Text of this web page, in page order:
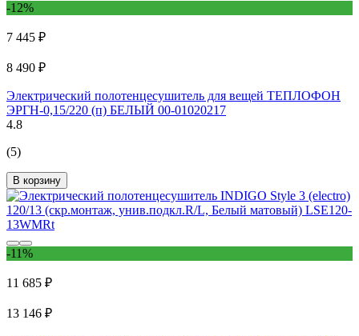
-12%
7 445 ₽
8 490 ₽
Электрический полотенцесушитель для вещей ТЕПЛОФОН
ЭРГН-0,15/220 (п) БЕЛЫЙ 00-01020217
4.8
(5)
В корзину
-11%
11 685 ₽
13 146 ₽